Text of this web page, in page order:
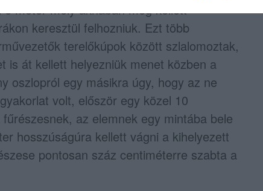
méter mély aknában meg kellett
keresztül felhozniuk. Ezt több
terelőkúpok között szlalomoztak,
át kellett helyezniük menet közben a
oszlopról egy másikra úgy, hogy az ne
volt, először egy közel 10
az elemnek egy mintába bele
hosszúságúra kellett vágni a kihelyezett
pontosan száz centiméterre szabta a